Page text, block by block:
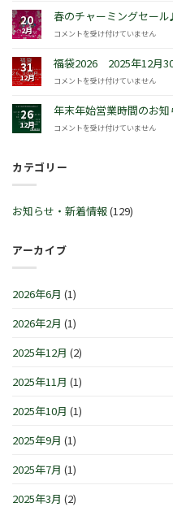
商
品
発
『ピ
ラ
ビ
™
ブ
レ
ョ
IN
浜/
町』！！
は
20
2月
春のチャーミングセー
春
チ
ャ
ー
ン
ル
21
～
1
(日)
は
コメントを受け付けていません
31
12月
福袋2026 2025年12月
福
2026
2025
年
30
年
4
コメントを受け付けていません
26
12月
年末年始営業時間のお知
年
始
お
知
で
は
コメントを受け付けていません
カテゴリー
お知らせ・新着情報(129)
アーカイブ
2026年6月 (1)
2026年2月 (1)
2025年12月 (2)
2025年11月 (1)
2025年10月 (1)
2025年9月 (1)
2025年7月 (1)
2025年3月 (2)